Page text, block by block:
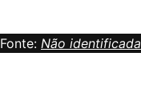
Fonte: Não identificada